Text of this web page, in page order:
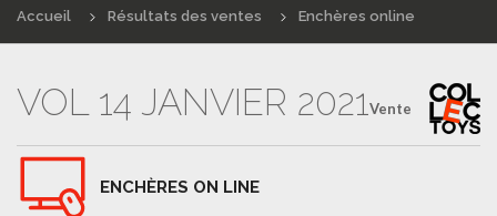
Accueil Résultats des ventes Enchères online
Vente
VOL 14 JANVIER 2021
ENCHÈRES ON LINE